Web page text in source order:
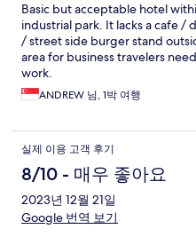
Basic but acceptable hotel
industrial park. It lacks a cafe /
/ street side burger stand
area for business travelers
work.
ANDREW 님, 1박 여행
실제 이용 고객 후기
8/10 - 매우 좋아요
2023년 12월 21일
Google 번역 보기